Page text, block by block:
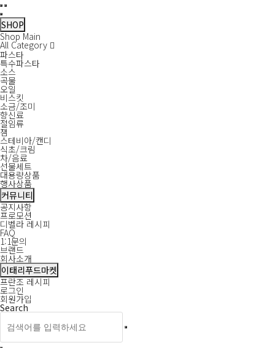
디
벨
라
메
뉴
열
기
검
색
메
뉴
닫
기
SHOP
Shop Main
All Category
파스타
특수파스타
소스
곡물
오일
비스킷
소금/조미
향신료
절임류
잼
스테비아/캔디
식초/크림
차/음료
선물세트
대용량상품
행사상품
커뮤니티
공지사항
프로모션
디벨라 레시피
FAQ
1:1문의
브랜드
회사소개
이태리푸드마켓
프란조 레시피
로그인
회원가입
Search
상
품
명
닫
기
SNS
목
록
보
기
디
벨
라
유
튜
브
디
벨
라
페
이
스
북
디
벨
라
인
스
타
그
램
플
레
티
넘
화
이
트
스
위
트
비
네
거
250ml
>
식
초/
크
림
배
송
정
보
새
창
새
창
팩
스
메
일
주
소
(주)
영
인
코
퍼
레
이
션
유
튜
브
페
이
스
북
인
스
타
그
램